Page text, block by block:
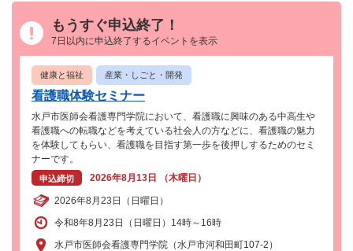
もうすぐ申込終了！
7日以内に申込終了するイベントを表示
健康と福祉 産業・しごと・開発
看護職体験セミナー
水戸市医師会看護専門学院において、看護職に興味のある中高生や
看護職への転職などを考えている社会人の方などに、看護職の魅力
を体験してもらい、看護職を目指す第一歩を後押しするためのセミ
ナーです。
申込締切 2026年8月13日 （木曜日）
2026年8月23日（日曜日）
令和8年8月23日（日曜日）14時～16時
水戸市医師会看護専門学院（水戸市河和田町107-2）